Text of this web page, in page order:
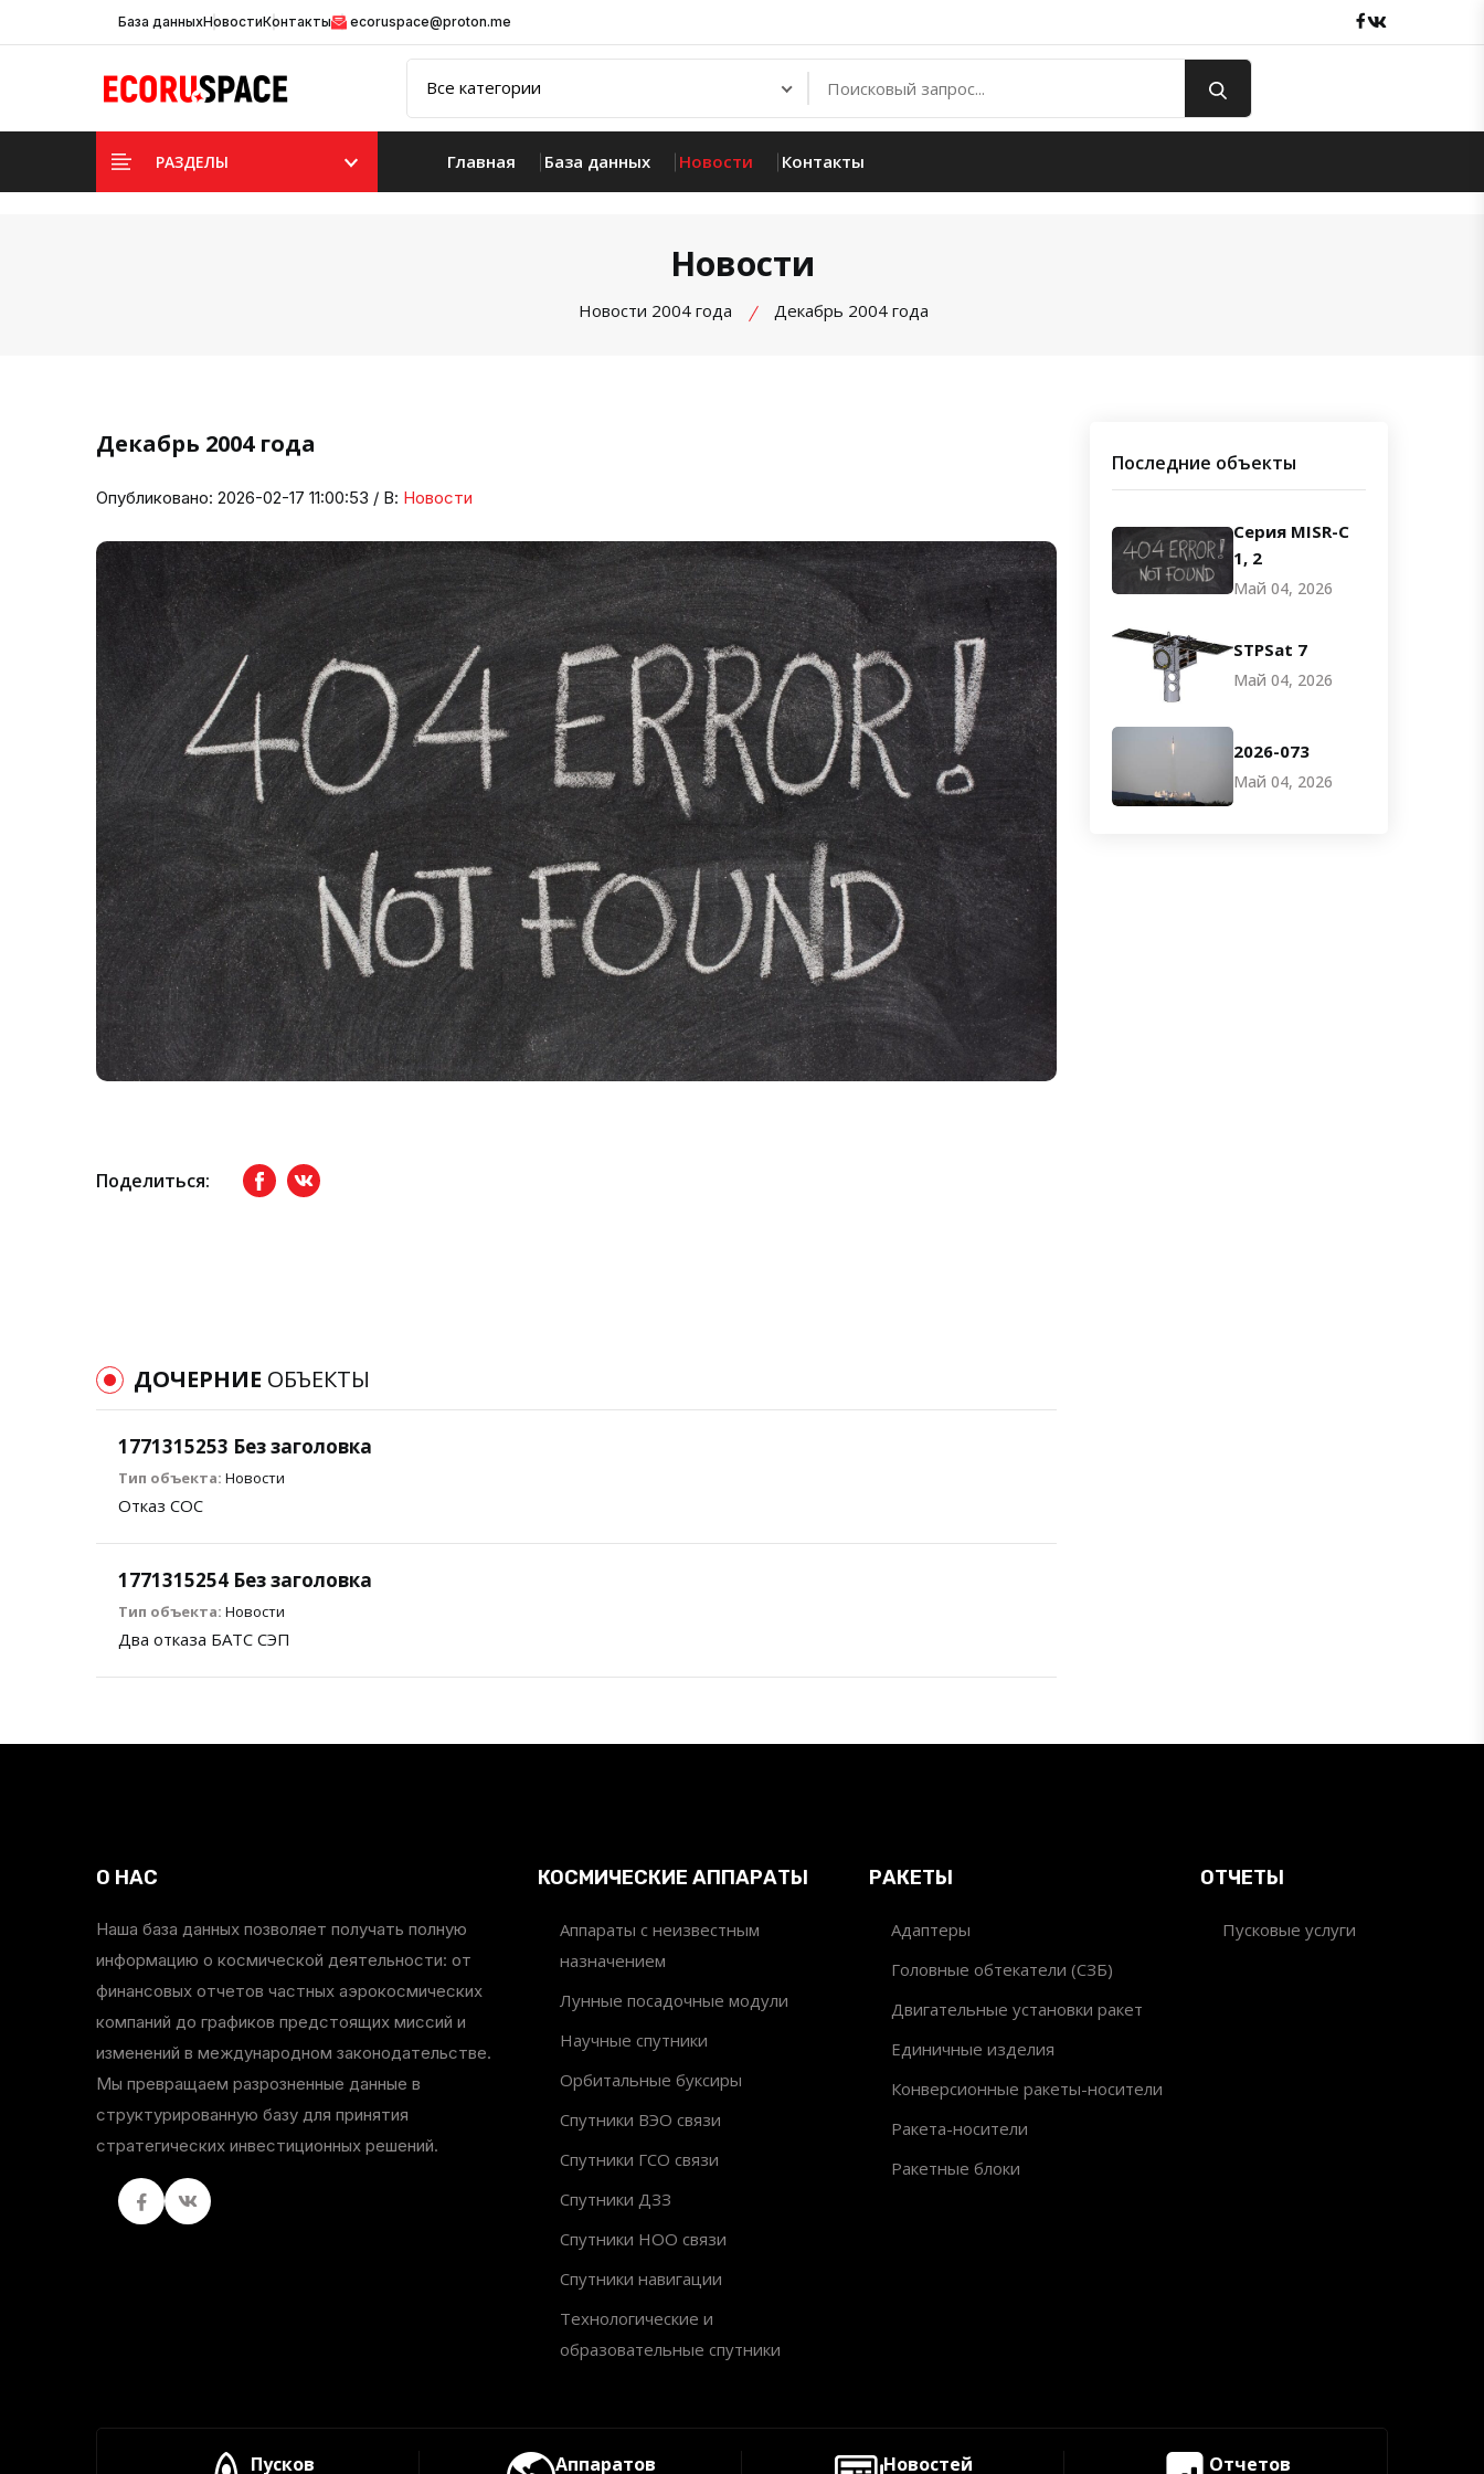
База данныхНовостиКонтакты ecoruspace@proton.me Facebook
РАЗДЕЛЫ Главная База данных Новости Контакты
Новости
Новости 2004 года Декабрь 2004 года
Декабрь 2004 года
Опубликовано: 2026-02-17 11:00:53 / В: Новости
Поделиться: FacebookвКонтакте
ДОЧЕРНИЕ ОБЪЕКТЫ
1771315253 Без заголовка
Тип объекта: Новости
Отказ СОС
1771315254 Без заголовка
Тип объекта: Новости
Два отказа БАТС СЭП
Последние объекты
Серия MISR-C
1, 2
Май 04, 2026
STPSat 7
Май 04, 2026
2026-073
Май 04, 2026
О НАС
Наша база данных позволяет получать полную
информацию о космической деятельности: от
финансовых отчетов частных аэрокосмических
компаний до графиков предстоящих миссий и
изменений в международном законодательстве.
Мы превращаем разрозненные данные в
структурированную базу для принятия
стратегических инвестиционных решений.
FacebookвКонтакте
КОСМИЧЕСКИЕ АППАРАТЫ
Аппараты с неизвестным
назначением
Лунные посадочные модули
Научные спутники
Орбитальные буксиры
Спутники ВЭО связи
Спутники ГСО связи
Спутники ДЗЗ
Спутники НОО связи
Спутники навигации
Технологические и
образовательные спутники
РАКЕТЫ
Адаптеры
Головные обтекатели (СЗБ)
Двигательные установки ракет
Единичные изделия
Конверсионные ракеты-носители
Ракета-носители
Ракетные блоки
ОТЧЕТЫ
Пусковые услуги
Пусков Аппаратов Новостей Отчетов